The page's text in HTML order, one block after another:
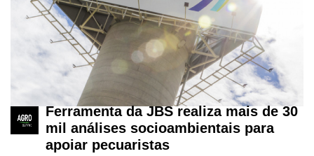
Ferramenta da JBS realiza mais de 30
mil análises socioambientais para
apoiar pecuaristas